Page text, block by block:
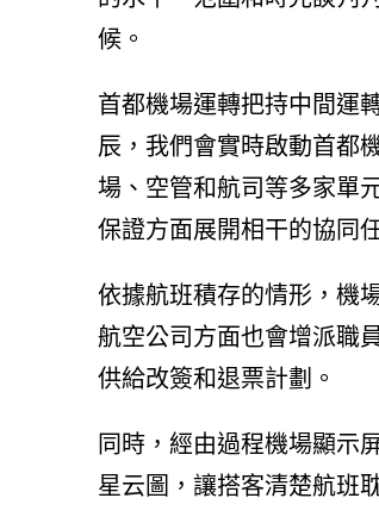
候。
首都機場運轉把持中間運
辰，我們會實時啟動首都
場、空管和航司等多家單
保證方面展開相干的協同
依據航班積存的情形，機
航空公司方面也會增派職
供給改簽和退票計劃。
同時，經由過程機場顯示
星云圖，讓搭客清楚航班